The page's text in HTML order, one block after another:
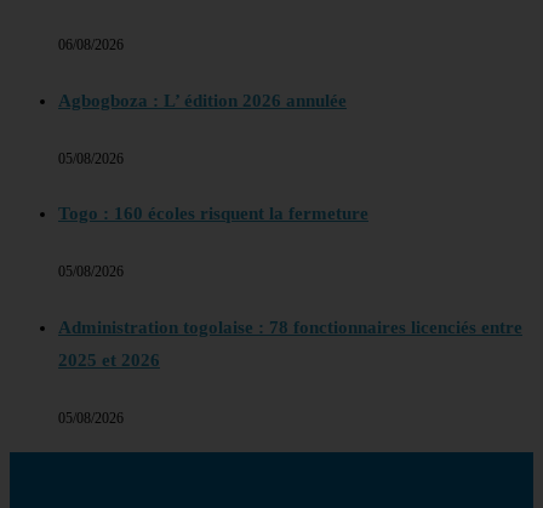
06/08/2026
Agbogboza : L’ édition 2026 annulée
05/08/2026
Togo : 160 écoles risquent la fermeture
05/08/2026
Administration togolaise : 78 fonctionnaires licenciés entre
2025 et 2026
05/08/2026